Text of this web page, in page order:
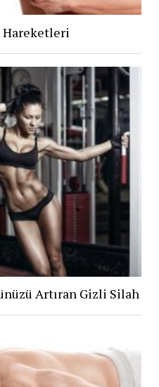
Hareketleri
Artıran Gizli Silah